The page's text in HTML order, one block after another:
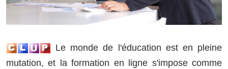
Le monde de l'éducation est en pleine
mutation, et la formation en ligne s'impose comme